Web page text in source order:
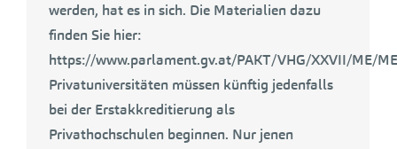
werden, hat es in sich. Die Materialien dazu
finden Sie hier:
https://www.parlament.gv.at/PAKT/VHG/XXVII/ME/
Privatuniversitäten müssen künftig jedenfalls
bei der Erstakkreditierung als
Privathochschulen beginnen. Nur jenen